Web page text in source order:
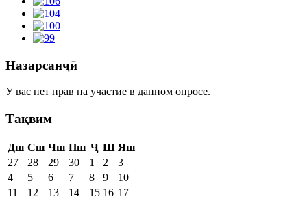
Назарсанҷӣ
У вас нет прав на участие в данном опросе.
Тақвим
Дш Сш Чш Пш Ҷ Ш Яш
27
28 29 30 1 2
3
4
5 6 7 8 9
10
11
12 13 14 15 16 17